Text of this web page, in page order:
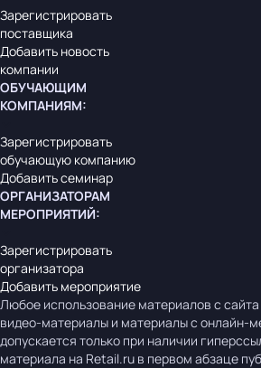
Зарегистрировать
поставщика
Добавить новость
компании
ОБУЧАЮЩИМ
КОМПАНИЯМ:
Зарегистрировать
обучающую компанию
Добавить семинар
ОРГАНИЗАТОРАМ
МЕРОПРИЯТИЙ:
Зарегистрировать
организатора
Добавить мероприятие
Любое использование материалов с
видео-материалы и материалы с онлайн-
допускается только при наличии
материала на Retail.ru в первом абзаце